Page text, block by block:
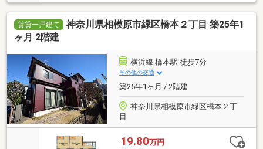
賃貸一戸建て
神奈川県相模原市緑区橋本２丁目 築25年1
ヶ月 2階建
横浜線 橋本駅 徒歩7分
その他の交通
築25年1ヶ月 / 2階建
神奈川県相模原市緑区橋本２丁
目
19.80万円